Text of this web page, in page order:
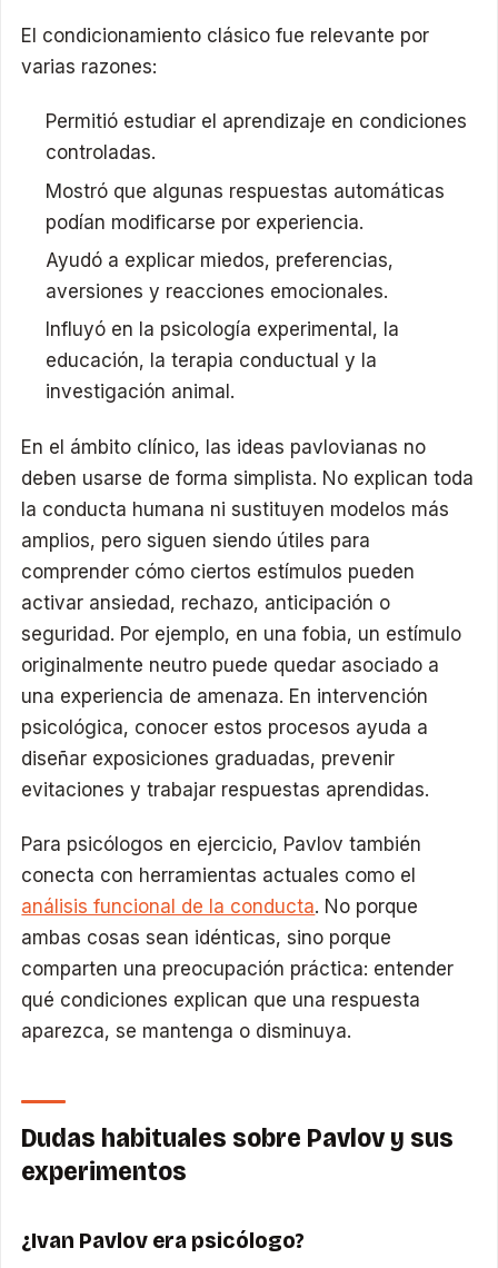
El condicionamiento clásico fue relevante por
varias razones:
Permitió estudiar el aprendizaje en condiciones
controladas.
Mostró que algunas respuestas automáticas
podían modificarse por experiencia.
Ayudó a explicar miedos, preferencias,
aversiones y reacciones emocionales.
Influyó en la psicología experimental, la
educación, la terapia conductual y la
investigación animal.
En el ámbito clínico, las ideas pavlovianas no
deben usarse de forma simplista. No explican toda
la conducta humana ni sustituyen modelos más
amplios, pero siguen siendo útiles para
comprender cómo ciertos estímulos pueden
activar ansiedad, rechazo, anticipación o
seguridad. Por ejemplo, en una fobia, un estímulo
originalmente neutro puede quedar asociado a
una experiencia de amenaza. En intervención
psicológica, conocer estos procesos ayuda a
diseñar exposiciones graduadas, prevenir
evitaciones y trabajar respuestas aprendidas.
Para psicólogos en ejercicio, Pavlov también
conecta con herramientas actuales como el
análisis funcional de la conducta. No porque
ambas cosas sean idénticas, sino porque
comparten una preocupación práctica: entender
qué condiciones explican que una respuesta
aparezca, se mantenga o disminuya.
Dudas habituales sobre Pavlov y sus
experimentos
¿Ivan Pavlov era psicólogo?